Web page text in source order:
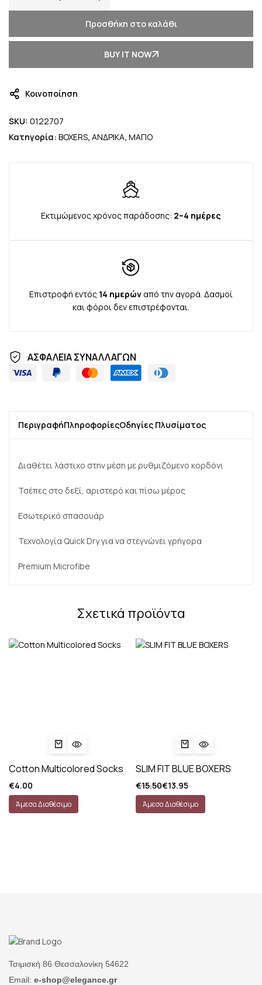
Προσθήκη στο καλάθι
BUY IT NOW
Κοινοποίηση
SKU: 0122707
Κατηγορία: BOXERS, ΑΝΔΡΙΚΑ, ΜΑΓΙΟ
Εκτιμώμενος χρόνος παράδοσης: 2–4 ημέρες
Επιστροφή εντός 14 ημερώναπό την αγορά. Δασμοί
και φόροι δεν επιστρέφονται.
ΑΣΦΑΛΕΙΑ ΣΥΝΑΛΛΑΓΩΝ
ΠεριγραφήΠληροφορίεςΟδηγίες Πλυσίματος
Διαθέτει λάστιχο στην μέση με ρυθμιζόμενο κορδόνι
Τσέπες στο δεξί, αριστερό και πίσω μέρος
Εσωτερικό σπασουάρ
Τεχνολογία Quick Dry για να στεγνώνει γρήγορα
Premium Microfibe
Σχετικά προϊόντα
Cotton Multicolored Socks
€4.00
Άμεσα Διαθέσιμο
SLIM FIT BLUE BOXERS
€15.50€13.95
Άμεσα Διαθέσιμο
Τσιμισκή 86 Θεσσαλονίκη 54622
Email: e-shop@elegance.gr